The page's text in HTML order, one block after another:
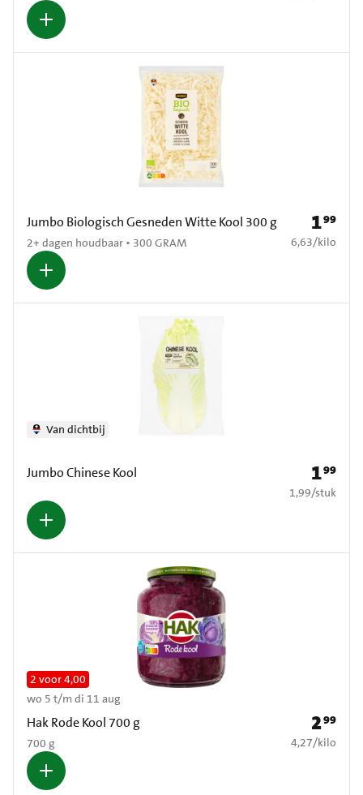
Jumbo Biologisch Gesneden Witte Kool 300 g
2+ dagen houdbaar • 300 GRAM
Prijs: €
199
€ 6,63 per kilo
6,63/kilo
Jumbo Chinese Kool
Van dichtbij
Prijs: €
199
€ 1,99 per stuk
1,99/stuk
Hak Rode Kool 700 g
700 g
2 voor 4,00
wo 5 t/m di 11 aug
Prijs: €
299
€ 4,27 per kilo
4,27/kilo